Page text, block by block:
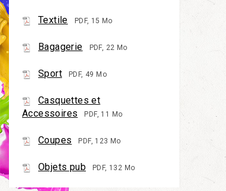
Textile PDF, 15 Mo
Bagagerie PDF, 22 Mo
Sport PDF, 49 Mo
Casquettes et
Accessoires
PDF, 11 Mo
Coupes PDF, 123 Mo
Objets pub PDF, 132 Mo